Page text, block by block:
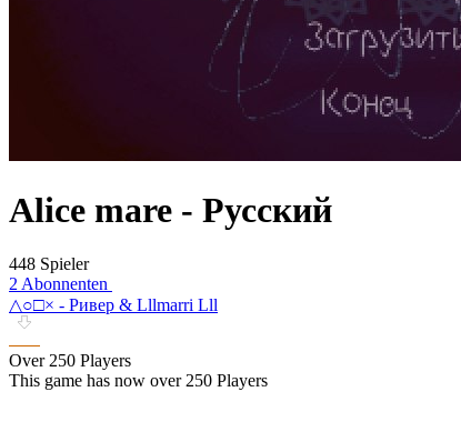
Alice mare - Pусский
448 Spieler
2 Abonnenten
△○□× - Ривер & Lllmarri Lll
Over 250 Players
This game has now over 250 Players